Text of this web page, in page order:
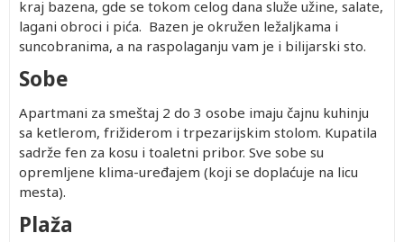
kraj bazena, gde se tokom celog dana služe užine, salate,
lagani obroci i pića. Bazen je okružen ležaljkama i
suncobranima, a na raspolaganju vam je i bilijarski sto.
Sobe
Apartmani za smeštaj 2 do 3 osobe imaju čajnu kuhinju
sa ketlerom, frižiderom i trpezarijskim stolom. Kupatila
sadrže fen za kosu i toaletni pribor. Sve sobe su
opremljene klima-uređajem (koji se doplaćuje na licu
mesta).
Plaža